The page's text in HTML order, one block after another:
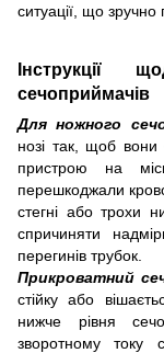
ситуації, що зручно
Інструкції
сечоприймачів
Для ножного
нозі так, щоб
пристрою на
перешкоджали
стегні або трохи
спричиняти
перегинів трубок.
Прикроватний
стійку або
нижче рівня
зворотному току